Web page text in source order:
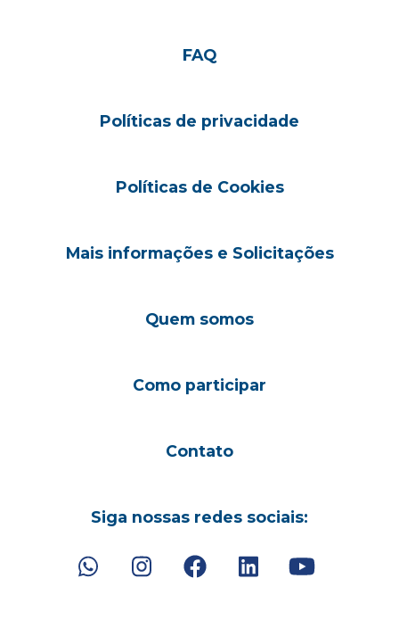
FAQ
Políticas de privacidade
Políticas de Cookies
Mais informações e Solicitações
Quem somos
Como participar
Contato
Siga nossas redes sociais: